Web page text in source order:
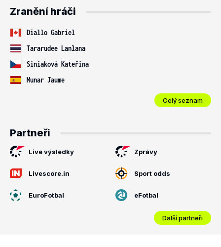
Zranění hráči
Diallo Gabriel
Tararudee Lanlana
Siniaková Kateřina
Munar Jaume
Celý seznam
Partneři
Live výsledky Zprávy
Livescore.in Sport odds
EuroFotbal eFotbal
Další partneři